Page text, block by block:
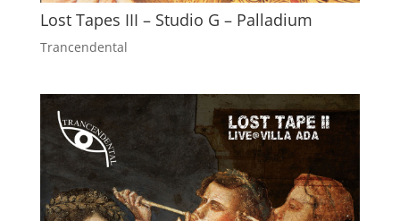
Lost Tapes III – Studio G – Palladium
Trancendental